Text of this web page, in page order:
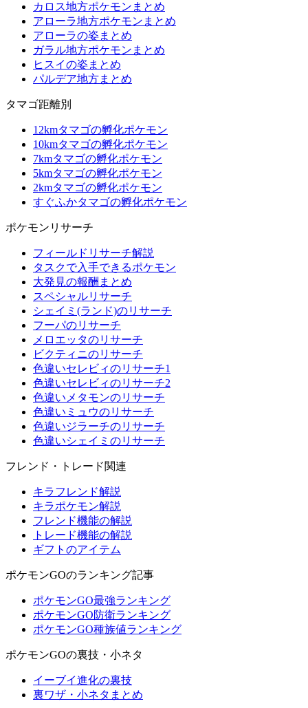
カロス地方ポケモンまとめ
アローラ地方ポケモンまとめ
アローラの姿まとめ
ガラル地方ポケモンまとめ
ヒスイの姿まとめ
パルデア地方まとめ
タマゴ距離別
12kmタマゴの孵化ポケモン
10kmタマゴの孵化ポケモン
7kmタマゴの孵化ポケモン
5kmタマゴの孵化ポケモン
2kmタマゴの孵化ポケモン
すぐふかタマゴの孵化ポケモン
ポケモンリサーチ
フィールドリサーチ解説
タスクで入手できるポケモン
大発見の報酬まとめ
スペシャルリサーチ
シェイミ(ランド)のリサーチ
フーパのリサーチ
メロエッタのリサーチ
ビクティニのリサーチ
色違いセレビィのリサーチ1
色違いセレビィのリサーチ2
色違いメタモンのリサーチ
色違いミュウのリサーチ
色違いジラーチのリサーチ
色違いシェイミのリサーチ
フレンド・トレード関連
キラフレンド解説
キラポケモン解説
フレンド機能の解説
トレード機能の解説
ギフトのアイテム
ポケモンGOのランキング記事
ポケモンGO最強ランキング
ポケモンGO防衛ランキング
ポケモンGO種族値ランキング
ポケモンGOの裏技・小ネタ
イーブイ進化の裏技
裏ワザ・小ネタまとめ